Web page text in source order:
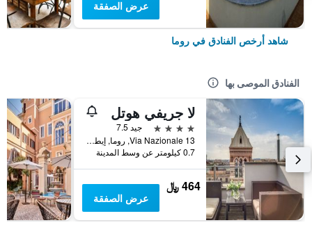
عرض الصفقة
شاهد أرخص الفنادق في روما
الفنادق الموصى بها
لا جريفي هوتل
4 نجوم
جيد 7.5
Via Nazionale 13, روما, إيطاليا
0.7 كيلومتر عن وسط المدينة
464 ﷼
عرض الصفقة